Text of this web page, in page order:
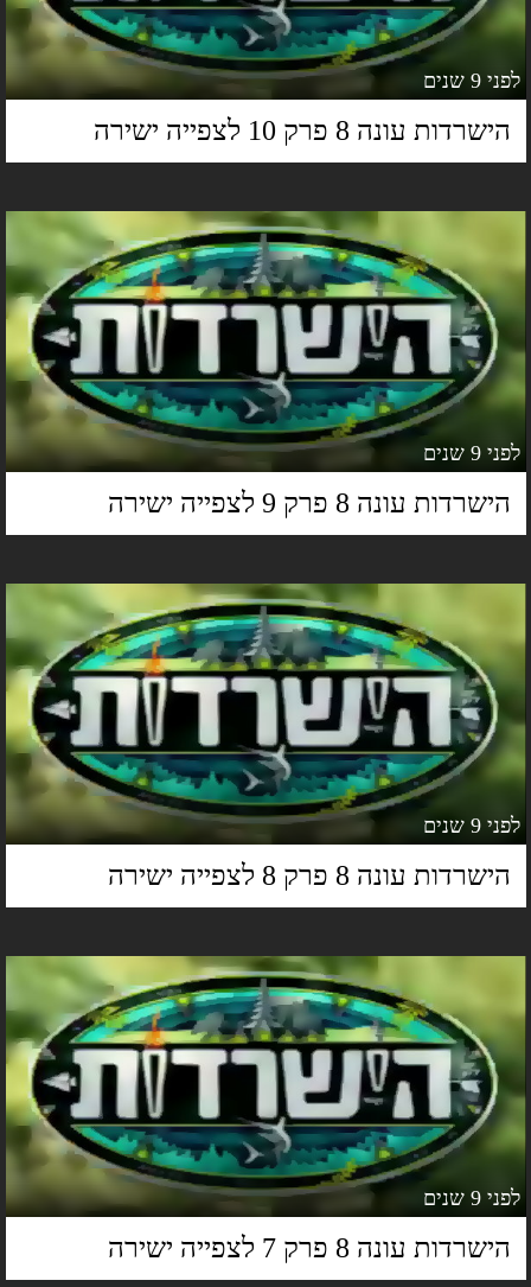
9 שנים
עונה 8 פרק 10 לצפייה ישירה
9 שנים
עונה 8 פרק 9 לצפייה ישירה
9 שנים
עונה 8 פרק 8 לצפייה ישירה
9 שנים
עונה 8 פרק 7 לצפייה ישירה